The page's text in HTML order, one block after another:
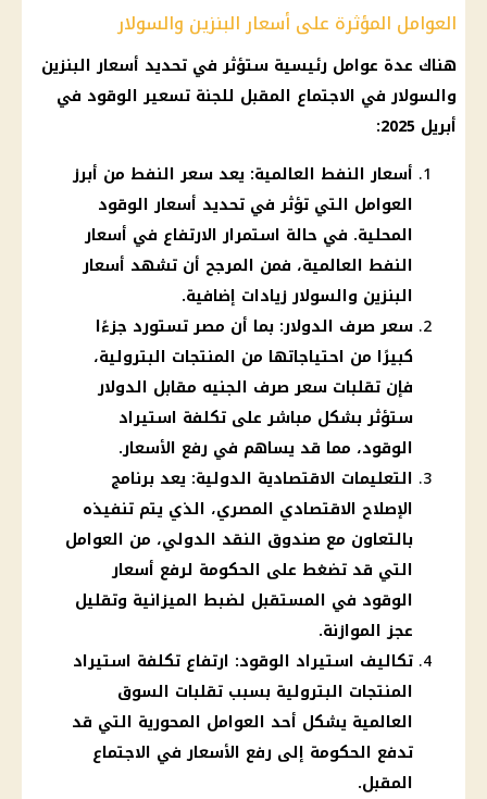
العوامل المؤثرة على أسعار البنزين والسولار
هناك عدة عوامل رئيسية ستؤثر في تحديد أسعار البنزين
والسولارفي الاجتماع المقبل للجنة تسعيرالوقود في
أبريل 2025:
أسعار النفط العالمية: يعد سعر النفط من أبرز
العوامل التي تؤثر في تحديد أسعار الوقود
المحلية. في حالة استمرار الارتفاع في أسعار
النفط العالمية، فمن المرجح أن تشهد أسعار
البنزين والسولار زيادات إضافية.
سعر صرف الدولار: بما أن مصر تستورد جزءًا
كبيرًا من احتياجاتها من المنتجات البترولية،
فإن تقلبات سعر صرف الجنيه مقابل الدولار
ستؤثر بشكل مباشر على تكلفة استيراد
الوقود، مما قد يساهم في رفع الأسعار.
التعليمات الاقتصادية الدولية: يعد برنامج
الإصلاح الاقتصادي المصري، الذي يتم تنفيذه
بالتعاون مع صندوق النقد الدولي، من العوامل
التي قد تضغط على الحكومة لرفع أسعار
الوقود في المستقبل لضبط الميزانية وتقليل
عجز الموازنة.
تكاليف استيراد الوقود: ارتفاع تكلفة استيراد
المنتجات البترولية بسبب تقلبات السوق
العالمية يشكل أحد العوامل المحورية التي قد
تدفع الحكومة إلى رفع الأسعار في الاجتماع
المقبل.